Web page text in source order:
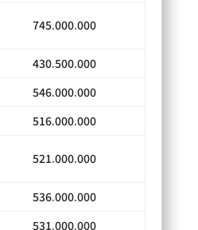
745.000.000
430.500.000
546.000.000
516.000.000
521.000.000
536.000.000
531.000.000